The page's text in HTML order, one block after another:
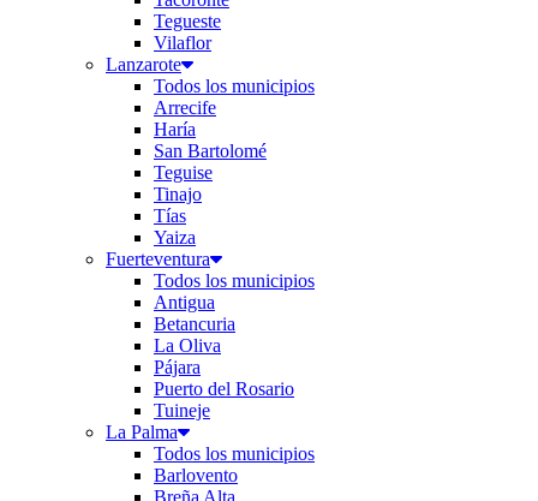
Tegueste
Vilaflor
Lanzarote
Todos los municipios
Arrecife
Haría
San Bartolomé
Teguise
Tinajo
Tías
Yaiza
Fuerteventura
Todos los municipios
Antigua
Betancuria
La Oliva
Pájara
Puerto del Rosario
Tuineje
La Palma
Todos los municipios
Barlovento
Breña Alta